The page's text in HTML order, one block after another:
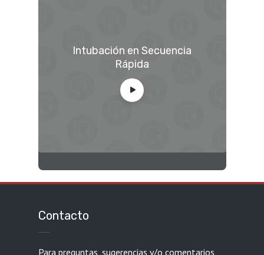
Intubación en Secuencia
Rápida
Contacto
Para preguntas, sugerencias y/o comentarios,